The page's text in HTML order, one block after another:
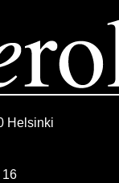
Helsinki
16